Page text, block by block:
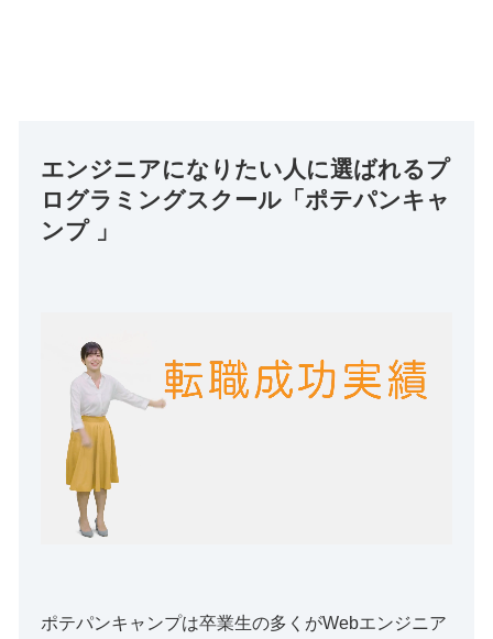
エンジニアになりたい人に選ばれるプ
ログラミングスクール「ポテパンキャ
ンプ 」
ポテパンキャンプは卒業生の多くがWebエンジニア